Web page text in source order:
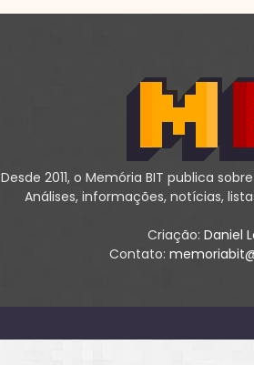
Desde 2011, o Memória BIT publica
Análises, informações, notícias,
Criação: Daniel
Contato: